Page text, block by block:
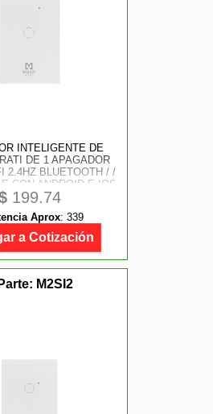
INTELIGENTE DE
DE 1 APAGADOR
2.4HZ BLUETOOTH / /
CON ANDROID E IOS
CON ALEXA Y
DE GOOGLE
199.74
Aprox: 339
a Cotización
M2SI2